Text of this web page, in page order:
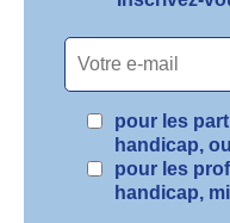
pour les
handicap,
pour les
handicap,